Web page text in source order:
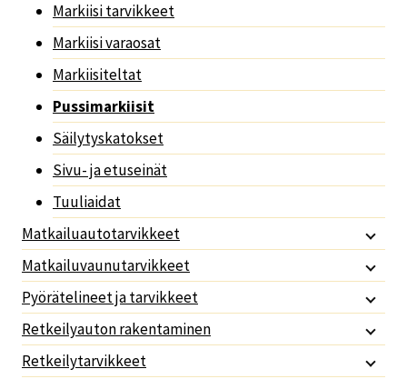
Markiisi tarvikkeet
Markiisi varaosat
Markiisiteltat
Pussimarkiisit
Säilytyskatokset
Sivu- ja etuseinät
Tuuliaidat
Matkailuautotarvikkeet
Matkailuvaunutarvikkeet
Pyörätelineet ja tarvikkeet
Retkeilyauton rakentaminen
Retkeilytarvikkeet